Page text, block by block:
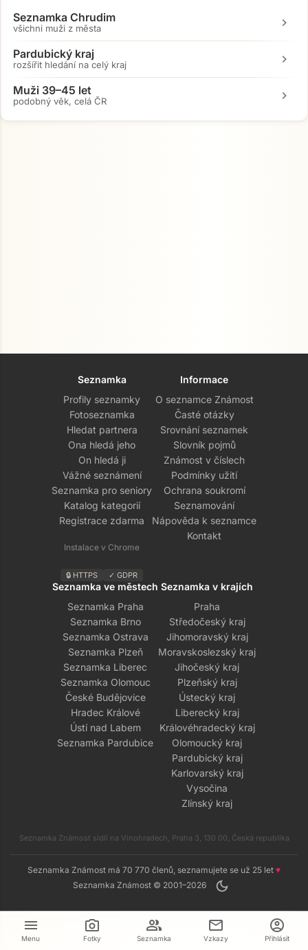
menu
Menu
camera_alt
Fotky
group
Seznamka
mail
Vzkazy
account_circle
Přihlásit
Seznamka Chrudim
všichni muži z města chevron_right
Pardubický kraj
rozšířit hledání na celý kraj chevron_right
Muži 39–45 let
podobný věk, celá ČR chevron_right
Seznamka
Profily seznamky
Fotoseznamka
Hledat partnera
Ona hledá jeho
On hledá ji
Vážné seznámení
Seznamka pro seniory
Katalog kategorií
Registrace zdarma
Instalace v Chrome
🔒 HTTPS ✓ GDPR
Informace
O seznamce Známost
Časté otázky
Srovnání seznamek
Slovník pojmů
Známost v číslech
Podmínky užití
Ochrana soukromí
Seznamování
Nápověda k seznamce
Kontakt
Seznamka ve městech
Seznamka Praha
Seznamka Brno
Seznamka Ostrava
Seznamka Plzeň
Seznamka Liberec
Seznamka Olomouc
České Budějovice
Hradec Králové
Ústí nad Labem
Seznamka Pardubice
Seznamka v krajích
Praha
Středočeský kraj
Jihomoravský kraj
Moravskoslezský kraj
Jihočeský kraj
Plzeňský kraj
Ústecký kraj
Liberecký kraj
Královéhradecký kraj
Olomoucký kraj
Pardubický kraj
Karlovarský kraj
Vysočina
Zlínský kraj
Seznamka Známost sídlí na Vinohradech, Praha 3, 130 00, Česká republika
Seznamka Známost má 70 770 členů, seznamujete se už 25 let ♥
Seznamka Známost © 2001–2026
dark_mode